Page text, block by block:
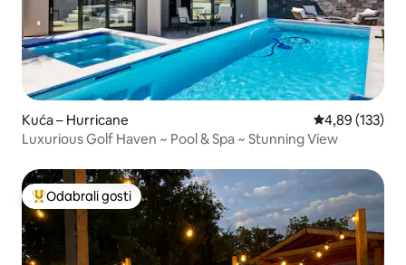
Kuća – Hurricane Prosječna
4,89 (133)
Luxurious Golf Haven ~ Pool & Spa ~ Stunning View
Među najviše rangiranima s oznakom „Odabrali gosti”
Odabrali gosti